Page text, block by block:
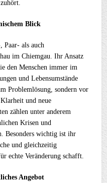
Blick
Paar- als auch
im Chiemgau. Ihr Ansatz
den Menschen immer im
und Lebensumstände
Problemlösung, sondern vor
und neue
zählen unter anderem
Krisen und
Besonders wichtig ist ihr
und gleichzeitig
echte Veränderung schafft.
Angebot